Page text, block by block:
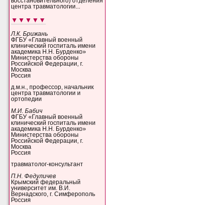
центра травматологии...
▼▼▼▼▼
Л.К. Брижань
ФГБУ «Главный военный
клинический госпиталь имени
академика Н.Н. Бурденко»
Министерства обороны
Российской Федерации, г.
Москва
Россия
д.м.н., профессор, начальник
центра травматологии и
ортопедии
М.И. Бабич
ФГБУ «Главный военный
клинический госпиталь имени
академика Н.Н. Бурденко»
Министерства обороны
Российской Федерации, г.
Москва
Россия
травматолог-консультант
П.Н. Федуличев
Крымский федеральный
университет им. В.И.
Вернадского, г. Симферополь
Россия